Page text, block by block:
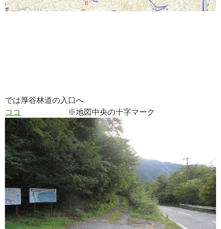
では厚谷林道の入口へ
ココ
※地図中央の十字マーク